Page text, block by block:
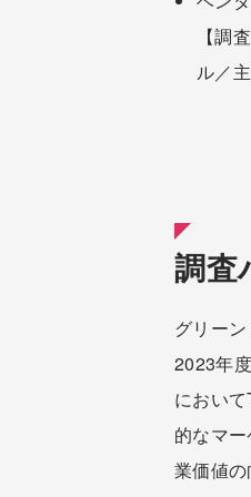
【調
ル／
調査
グリー
2023年
におい
的なマ
業価値の